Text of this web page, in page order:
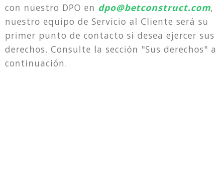
con nuestro DPO en dpo@betconstruct.com,
nuestro equipo de Servicio al Cliente será su
primer punto de contacto si desea ejercer sus
derechos. Consulte la sección "Sus derechos" a
continuación.